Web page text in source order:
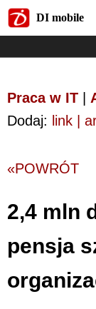
DI mobile
Praca w IT
Dodaj: link |
«POWRÓT
2,4 mln
pensja
DI mobile